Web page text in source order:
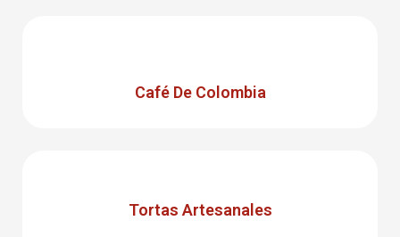
Café De Colombia
Tortas Artesanales